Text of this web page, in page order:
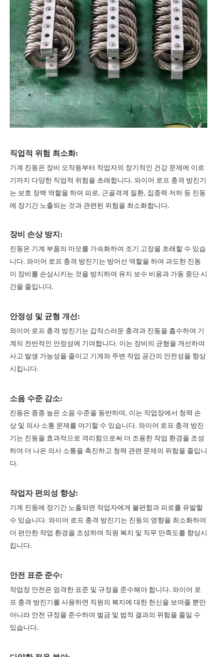
직업적 위험 최소화:
기계 진동은 장비 오작동부터 작업자의 장기적인 건강 문제에 이르
기까지 다양한 직업적 위험을 초래합니다. 와이어 로프 충격 방진기
는 보호 장벽 역할을 하여 피로, 근골격계 질환, 집중력 저하 등 진동
에 장기간 노출되는 것과 관련된 위험을 최소화합니다.
장비 손상 방지:
진동은 기계 부품의 마모를 가속화하여 조기 고장을 초래할 수 있습
니다. 와이어 로프 충격 방진기는 방어선 역할을 하여 과도한 진동
이 장비를 손상시키는 것을 방지하여 유지 보수 비용과 가동 중단 시
간을 줄입니다.
안정성 및 균형 개선:
와이어 로프 충격 방진기는 갑작스러운 충격과 진동을 흡수하여 기
계의 전반적인 안정성에 기여합니다. 이는 장비의 균형을 개선하여
사고 발생 가능성을 줄이고 기계와 주변 작업 공간의 안전성을 향상
시킵니다.
소음 수준 감소:
진동은 종종 높은 소음 수준을 동반하며, 이는 작업장에서 청력 손
상 및 의사 소통 문제를 야기할 수 있습니다. 와이어 로프 충격 방진
기는 진동을 효과적으로 격리함으로써 더 조용한 작업 환경을 조성
하여 더 나은 의사 소통을 촉진하고 청력 관련 문제의 위험을 줄입니
다.
작업자 편의성 향상:
기계 진동에 장기간 노출되면 작업자에게 불편함과 피로를 유발할
수 있습니다. 와이어 로프 충격 방진기는 진동의 영향을 최소화하여
더 편안한 작업 환경을 조성하여 직원 복지 및 직무 만족도를 향상시
킵니다.
안전 표준 준수:
작업장 안전은 엄격한 표준 및 규정을 준수해야 합니다. 와이어 로
프 충격 방진기를 사용하면 직원의 복지에 대한 헌신을 보여줄 뿐만
아니라 안전 규정을 준수하여 벌금 및 법적 결과의 위험을 줄일 수
있습니다.